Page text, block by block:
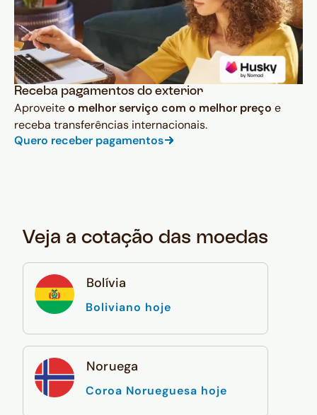
Receba pagamentos do exterior
Aproveiteo melhor serviço com o melhor preço e
receba transferências internacionais.
Quero receber pagamentos
Veja a cotação das moedas
Bolívia
Boliviano hoje
Noruega
Coroa Norueguesa hoje